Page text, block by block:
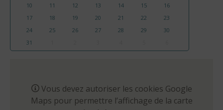
10
11 12 13 14 15
16
17
18 19 20 21 22
23
24
25 26 27 28 29
30
31
Vous devez autoriser les cookies Google
Maps pour permettre l’affichage de la carte